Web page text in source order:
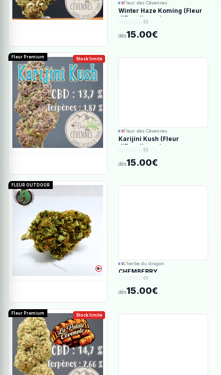
Fleur des Cévennes
Winter Haze Koming (Fleur
d'Excellence)
(0)
dès15.00€
Stock limité
Fleur Premium
Fleur des Cévennes
Karijini Kush (Fleur
d'Excellence)
(0)
dès15.00€
FLEUR OUTDOOR
L'herbe du dragon
CHEMBERRY
(0)
dès15.00€
Stock limité
Fleur Premium